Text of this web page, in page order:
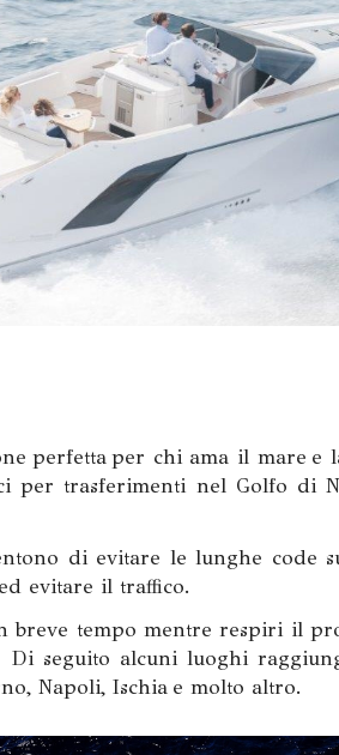
perfetta per chi ama il mare e
per trasferimenti nel Golfo di
di evitare le lunghe code
evitare il traffico.
breve tempo mentre respiri il
Di seguito alcuni luoghi
Napoli, Ischia e molto altro.